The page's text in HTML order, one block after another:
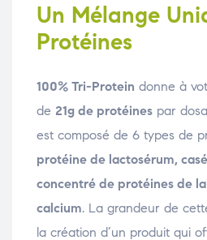
Un Mélange
Protéines
100% Tri-Protein donne à
de 21g de protéines par
est composé de 6 types de
protéine de lactosérum,
concentré de protéines de
calcium. La grandeur de
la création d’un produit qui